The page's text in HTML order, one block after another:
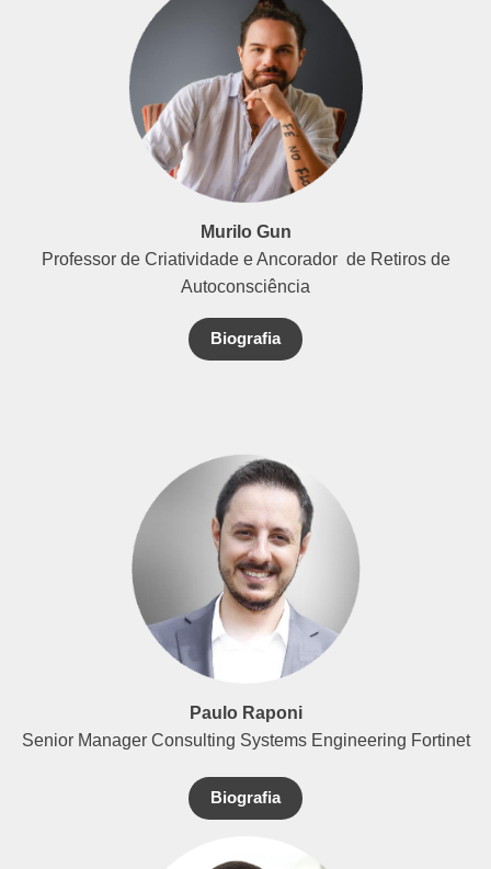
Murilo Gun
Professor de Criatividade e Ancorador de Retiros de
Autoconsciência
Biografia
Paulo Raponi
Senior Manager Consulting Systems Engineering Fortinet
Biografia